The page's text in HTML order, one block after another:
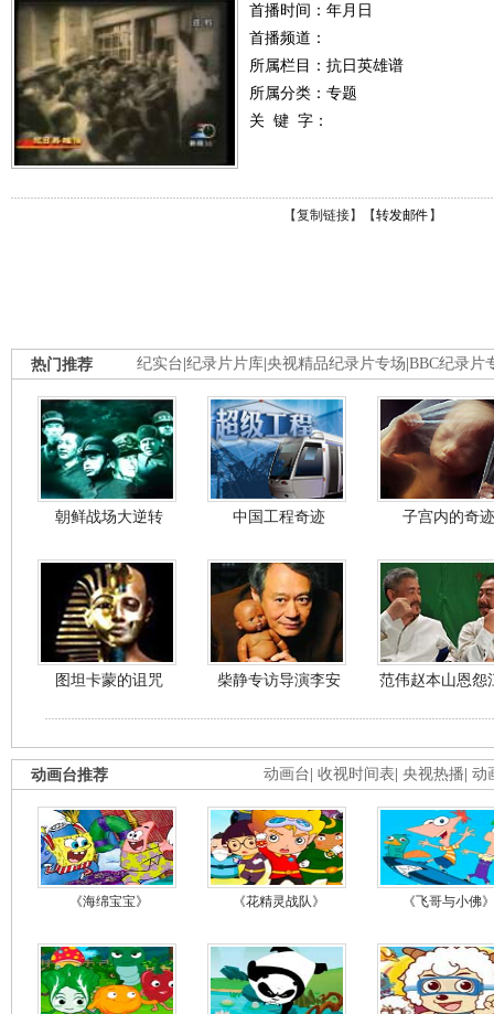
首播时间：年月日
首播频道：
所属栏目： 抗日英雄谱
所属分类：专题
关 键 字：
【复制链接】【转发邮件 】
纪实台 纪录片片库 央视精品纪录片专场 BBC纪录片
热门推荐
朝鲜战场大逆转 中国工程奇迹 子宫内的奇迹
图坦卡蒙的诅咒 柴静专访导演李安 范伟赵本山恩怨
动画台 收视时间表 央视热播 动
动画台推荐
《海绵宝宝》 《花精灵战队》 《飞哥与小佛》